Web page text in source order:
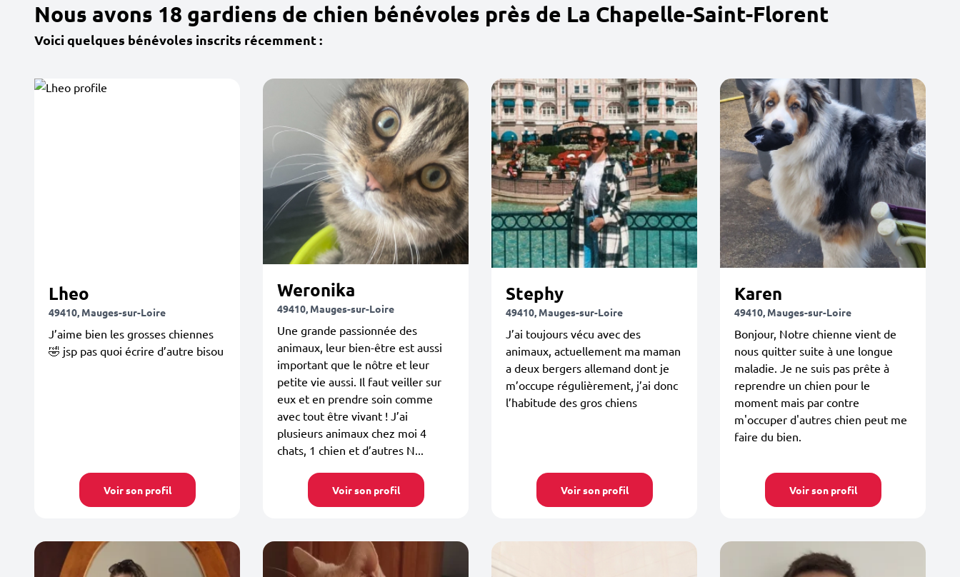
Nous avons 18 gardiens de chien bénévoles près de La Chapelle-Saint-Florent
Voici quelques bénévoles inscrits récemment :
Lheo
49410, Mauges-sur-Loire
J’aime bien les grosses chiennes
🤣 jsp pas quoi écrire d’autre bisou
Voir son profil
Weronika
49410, Mauges-sur-Loire
Une grande passionnée des
animaux, leur bien-être est aussi
important que le nôtre et leur
petite vie aussi. Il faut veiller sur
eux et en prendre soin comme
avec tout être vivant ! J’ai
plusieurs animaux chez moi 4
chats, 1 chien et d’autres N...
Voir son profil
Stephy
49410, Mauges-sur-Loire
J’ai toujours vécu avec des
animaux, actuellement ma maman
a deux bergers allemand dont je
m’occupe régulièrement, j’ai donc
l’habitude des gros chiens
Voir son profil
Karen
49410, Mauges-sur-Loire
Bonjour, Notre chienne vient de
nous quitter suite à une longue
maladie. Je ne suis pas prête à
reprendre un chien pour le
moment mais par contre
m'occuper d'autres chien peut me
faire du bien.
Voir son profil